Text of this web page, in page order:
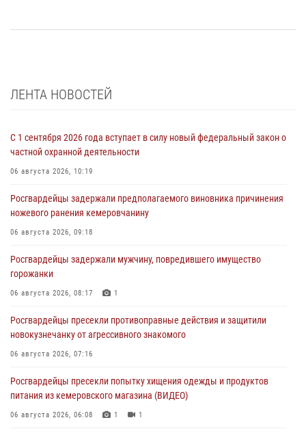
ЛЕНТА НОВОСТЕЙ
С 1 сентября 2026 года вступает в силу новый федеральный закон о
частной охранной деятельности
06 августа 2026, 10:19
Росгвардейцы задержали предполагаемого виновника причинения
ножевого ранения кемеровчанину
06 августа 2026, 09:18
Росгвардейцы задержали мужчину, повредившего имущество
горожанки
06 августа 2026, 08:17 1
Росгвардейцы пресекли противоправные действия и защитили
новокузнечанку от агрессивного знакомого
06 августа 2026, 07:16
Росгвардейцы пресекли попытку хищения одежды и продуктов
питания из кемеровского магазина (ВИДЕО)
06 августа 2026, 06:08 1 1